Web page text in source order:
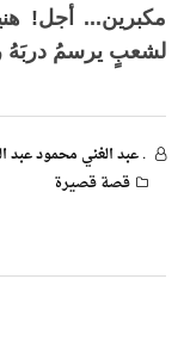
مكبرين... أجل!
لشعبٍ يرسمُ دربَهُ
. عبد الغني محمود عبد
قصة قصيرة